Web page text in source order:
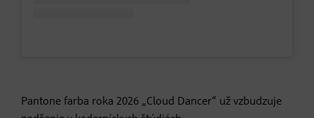
Pantone farba roka 2026 „Cloud Dancer“ už vzbudzuje